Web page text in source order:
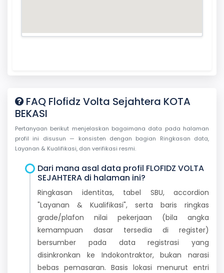
FAQ Flofidz Volta Sejahtera KOTA
BEKASI
Pertanyaan berikut menjelaskan bagaimana data pada halaman
profil ini disusun — konsisten dengan bagian Ringkasan data,
Layanan & Kualifikasi, dan verifikasi resmi.
Dari mana asal data profil FLOFIDZ VOLTA
SEJAHTERA di halaman ini?
Ringkasan identitas, tabel SBU, accordion
"Layanan & Kualifikasi", serta baris ringkas
grade/plafon nilai pekerjaan (bila angka
kemampuan dasar tersedia di register)
bersumber pada data registrasi yang
disinkronkan ke Indokontraktor, bukan narasi
bebas pemasaran. Basis lokasi menurut entri